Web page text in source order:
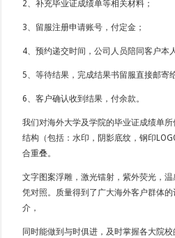
2、补充毕业证成绩单等相关材料；
3、留服注册申请账号，付定金；
4、预约递交时间，公司人员陪同客户本
5、等待结果，完成结果书留服直接邮寄
6、客户确认收到结果，付余款。
我们对海外大学及学院的毕业证成绩单
结构（包括：水印，阴影底纹，钢印
合重叠。
文字图案浮雕，激光镭射，紫外荧光，
凭对照。质量得到了广大海外客户群体
介，
同时能做到与时俱进，及时掌握各大院